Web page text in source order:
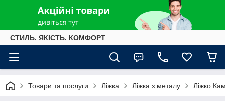
СТИЛЬ. ЯКІСТЬ. КОМФОРТ
Товари та послуги Ліжка Ліжка з металу Ліжко